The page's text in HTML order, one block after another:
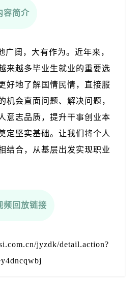
容简介
广阔，大有作为。近年来，
来越多毕业生就业的重要选
好地了解国情民情，直接服
机会直面问题、解决问题，
意志品质，提升干事创业本
定坚实基础。让我们将个人
结合，从基层出发实现职业
频回放链接
jyzdk/detail.action?